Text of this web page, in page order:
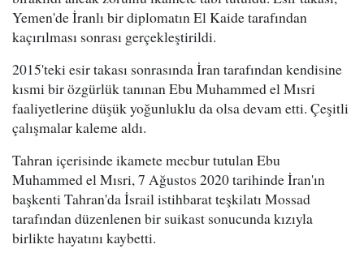
Yemen'de İranlı bir diplomatın El Kaide tarafından
kaçırılması sonrası gerçekleştirildi.
2015'teki esir takası sonrasında İran tarafından kendisine
kısmi bir özgürlük tanınan Ebu Muhammed el Mısri
faaliyetlerine düşük yoğunluklu da olsa devam etti. Çeşitli
çalışmalar kaleme aldı.
Tahran içerisinde ikamete mecbur tutulan Ebu
Muhammed el Mısri, 7 Ağustos 2020 tarihinde İran'ın
başkenti Tahran'da İsrail istihbarat teşkilatı Mossad
tarafından düzenlenen bir suikast sonucunda kızıyla
birlikte hayatını kaybetti.